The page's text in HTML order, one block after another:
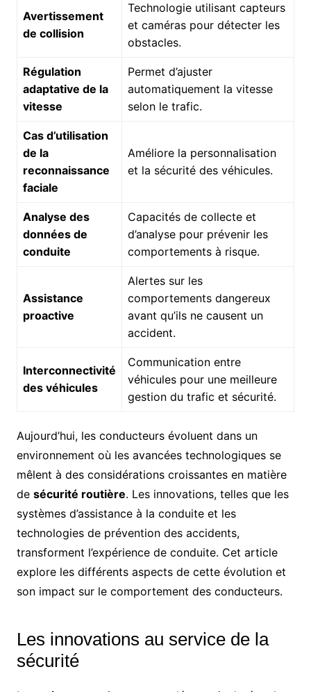
Avertissement
de collision
Technologie utilisant capteurs
et caméras pour détecter les
obstacles.
Régulation
adaptative de la
vitesse
Permet d’ajuster
automatiquement la vitesse
selon le trafic.
Cas d’utilisation
de la
reconnaissance
faciale
Améliore la personnalisation
et la sécurité des véhicules.
Analyse des
données de
conduite
Capacités de collecte et
d’analyse pour prévenir les
comportements à risque.
Assistance
proactive
Alertes sur les
comportements dangereux
avant qu’ils ne causent un
accident.
Interconnectivité
des véhicules
Communication entre
véhicules pour une meilleure
gestion du trafic et sécurité.
Aujourd’hui, les conducteurs évoluent dans un
environnement où les avancées technologiques se
mêlent à des considérations croissantes en matière
de sécurité routière. Les innovations, telles que les
systèmes d’assistance à la conduite et les
technologies de prévention des accidents,
transforment l’expérience de conduite. Cet article
explore les différents aspects de cette évolution et
son impact sur le comportement des conducteurs.
Les innovations au service de la
sécurité